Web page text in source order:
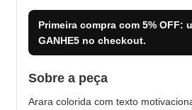
Primeira compra com 5% OFF:
GANHE5 no checkout.
Sobre a peça
Arara colorida com texto